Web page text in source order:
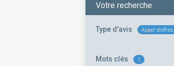
Votre recherche
Type d'avis Appel d'offres
Mots clés 1